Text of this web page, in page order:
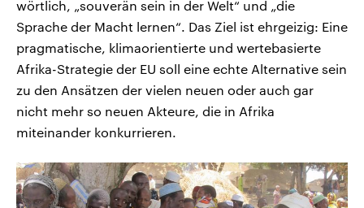
wörtlich, „souverän sein in der Welt“ und „die
Sprache der Macht lernen“. Das Ziel ist ehrgeizig: Eine
pragmatische, klimaorientierte und wertebasierte
Afrika-Strategie der EU soll eine echte Alternative sein
zu den Ansätzen der vielen neuen oder auch gar
nicht mehr so neuen Akteure, die in Afrika
miteinander konkurrieren.